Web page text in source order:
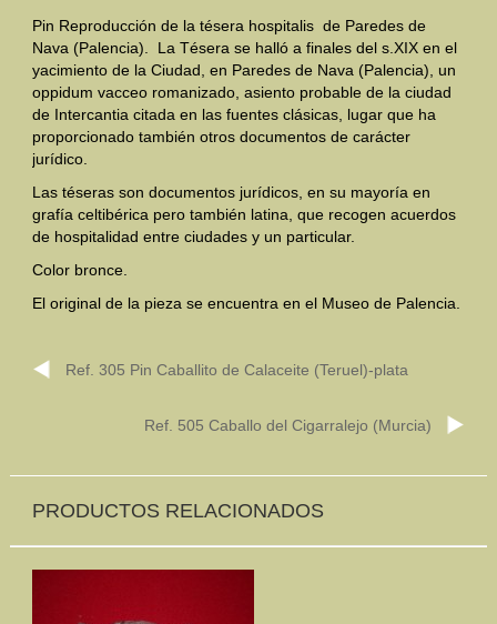
Otras Civilizaciones
Trabajos Especiales
Referencias
Musée Départemental Arlés Antique. Arlés (Francia)
NOTICIAS CONTACTO PRESUPUESTO
Pin Reproducción de la tésera hospitalis de Paredes de
Nava (Palencia). La Tésera se halló a finales del s.XIX en el
yacimiento de la Ciudad, en Paredes de Nava (Palencia), un
oppidum vacceo romanizado, asiento probable de la ciudad
de Intercantia citada en las fuentes clásicas, lugar que ha
proporcionado también otros documentos de carácter
jurídico.
Las téseras son documentos jurídicos, en su mayoría en
grafía celtibérica pero también latina, que recogen acuerdos
de hospitalidad entre ciudades y un particular.
Color bronce.
El original de la pieza se encuentra en el Museo de Palencia.
Ref. 305 Pin Caballito de Calaceite (Teruel)-plata
Ref. 505 Caballo del Cigarralejo (Murcia)
PRODUCTOS RELACIONADOS